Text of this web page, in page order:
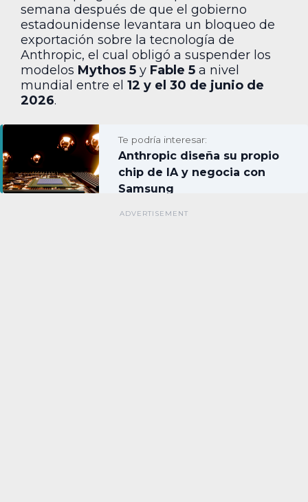
semana después de que el gobierno
estadounidense levantara un bloqueo de
exportación sobre la tecnología de
Anthropic, el cual obligó a suspender los
modelos Mythos 5 y Fable 5 a nivel
mundial entre el 12 y el 30 de junio de
2026.
Te podría interesar:
Anthropic diseña su propio
chip de IA y negocia con
Samsung